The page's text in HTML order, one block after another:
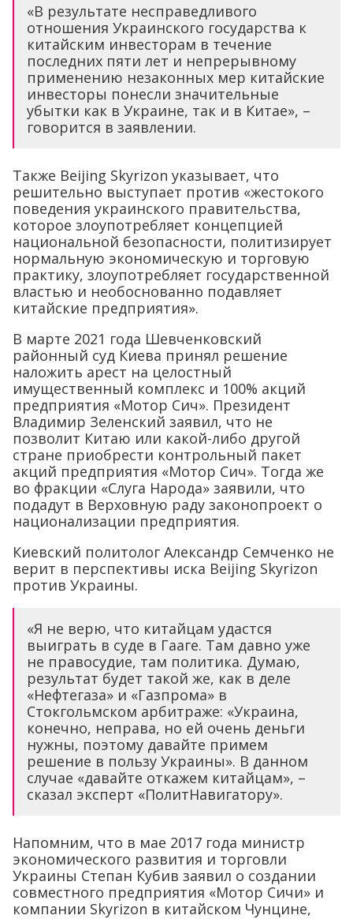
«В результате несправедливого
отношения Украинского государства к
китайским инвесторам в течение
последних пяти лет и непрерывному
применению незаконных мер китайские
инвесторы понесли значительные
убытки как в Украине, так и в Китае», –
говорится в заявлении.
Также Beijing Skyrizon указывает, что
решительно выступает против «жестокого
поведения украинского правительства,
которое злоупотребляет концепцией
национальной безопасности, политизирует
нормальную экономическую и торговую
практику, злоупотребляет государственной
властью и необоснованно подавляет
китайские предприятия».
В марте 2021 года Шевченковский
районный суд Киева принял решение
наложить арест на целостный
имущественный комплекс и 100% акций
предприятия «Мотор Сич». Президент
Владимир Зеленский заявил, что не
позволит Китаю или какой-либо другой
стране приобрести контрольный пакет
акций предприятия «Мотор Сич». Тогда же
во фракции «Слуга Народа» заявили, что
подадут в Верховную раду законопроект о
национализации предприятия.
Киевский политолог Александр Семченко не
верит в перспективы иска Beijing Skyrizon
против Украины.
«Я не верю, что китайцам удастся
выиграть в суде в Гааге. Там давно уже
не правосудие, там политика. Думаю,
результат будет такой же, как в деле
«Нефтегаза» и «Газпрома» в
Стокгольмском арбитраже: «Украина,
конечно, неправа, но ей очень деньги
нужны, поэтому давайте примем
решение в пользу Украины». В данном
случае «давайте откажем китайцам», –
сказал эксперт «ПолитНавигатору».
Напомним, что в мае 2017 года министр
экономического развития и торговли
Украины Степан Кубив заявил о создании
совместного предприятия «Мотор Сичи» и
компании Skyrizon в китайском Чунцине,